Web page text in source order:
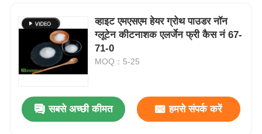
उत्पाद
वीडियो
हमारे बारे में
व्हाइट एमएसएम हेयर ग्रोथ पाउडर नॉन
ग्लूटेन कीटनाशक एलर्जेन फ्री कैस नं 67-
71-0
MOQ：5-25
सबसे अच्छी कीमत हमसे संपर्क करें